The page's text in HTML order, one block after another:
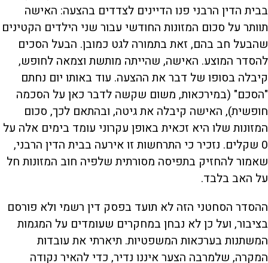
בבית הדין הרבני פנו הדיינים לצדדים בהצעה: האישה
תוותר על סכום המזונות החודשי עבור שני הילדים הקטינים
שהבעל חב בהם, זאת בתמורה לגט כמובן. הבעל הסכים
להסדר המוצע. האישה, שהייתה מותשת וצמאה לחופש,
קיבלה בסופו של דבר את ההצעה. עוד באותו יום נחתם
"הסכם" (במירכאות, משום שקשה לדבר כאן על הסכמה
חופשית), האישה קיבלה את גיטה, ובהתאם לכך, סכום
המזונות שלו היא זכאית באופן עקרוני עומד בימים אלה על
0 שקלים. נזכיר כי התרחשות זו אירעה בבית הדין הרבני,
שאמור להחזיק בתפיסה מסורתית שלפיה חוב המזונות חל
על האב בלבד.
ההסדר הסחטני הזה לא תועד בפסק דין רשמי ולא פורסם
בציבור, ועל כן לא נבחן במחקרים שעומדים על המגמות
המשתנות בערכאות המשפטיות. תיארתי את עובדות
המקרה, שלמרבה הצער איננו נדיר, כדי להאיר נקודה